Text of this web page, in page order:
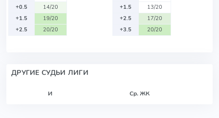
+0.5
14/20
+1.5
19/20
+2.5
20/20
+1.5
13/20
+2.5
17/20
+3.5
20/20
ДРУГИЕ СУДЬИ ЛИГИ
И Ср. ЖК